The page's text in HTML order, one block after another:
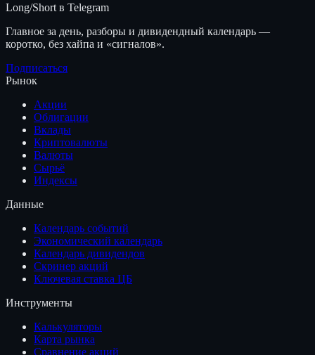
Long/Short в Telegram
Главное за день, разборы и дивидендный календарь —
коротко, без хайпа и «сигналов».
Подписаться
Рынок
Акции
Облигации
Вклады
Криптовалюты
Валюты
Сырьё
Индексы
Данные
Календарь событий
Экономический календарь
Календарь дивидендов
Скринер акций
Ключевая ставка ЦБ
Инструменты
Калькуляторы
Карта рынка
Сравнение акций